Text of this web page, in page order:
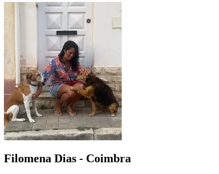
Filomena Dias - Coimbra